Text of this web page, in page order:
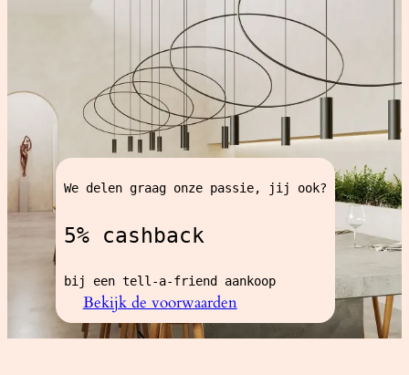
We delen graag onze passie, jij ook?
5% cashback
bij een tell-a-friend aankoop
Bekijk de voorwaarden